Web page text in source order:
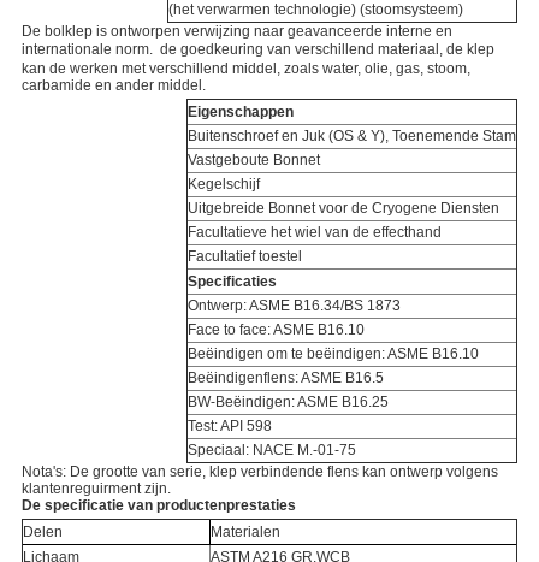
(het verwarmen technologie) (stoomsysteem)
De bolklep is ontworpen verwijzing naar geavanceerde interne en
internationale norm.  de goedkeuring van verschillend materiaal, de klep
kan de werken met verschillend middel, zoals water, olie, gas, stoom,
carbamide en ander middel.
Eigenschappen
Buitenschroef en Juk (OS & Y), Toenemende Stam
Vastgeboute Bonnet
Kegelschijf
Uitgebreide Bonnet voor de Cryogene Diensten
Facultatieve het wiel van de effecthand
Facultatief toestel
Specificaties
Ontwerp: ASME B16.34/BS 1873
Face to face: ASME B16.10
Beëindigen om te beëindigen: ASME B16.10
Beëindigenflens: ASME B16.5
BW-Beëindigen: ASME B16.25
Test: API 598
Speciaal: NACE M.-01-75
Nota's: De grootte van serie, klep verbindende flens kan ontwerp volgens
klantenreguirment zijn.
De specificatie van productenprestaties
Delen
Materialen
Lichaam
ASTM A216 GR.WCB